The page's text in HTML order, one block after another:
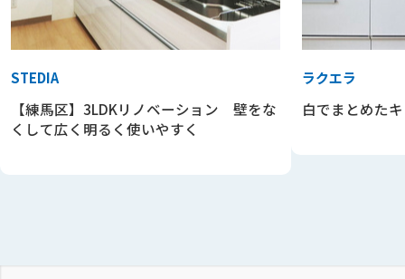
STEDIA
【練馬区】3LDKリノベーション 壁をな
くして広く明るく使いやすく
ラクエラ
白でまとめた